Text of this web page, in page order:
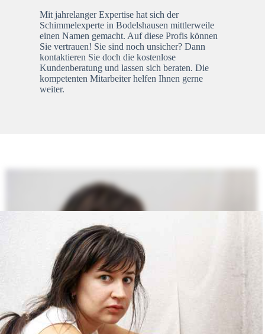
Mit jahrelanger Expertise hat sich der
Schimmelexperte in Bodelshausen mittlerweile
einen Namen gemacht. Auf diese Profis können
Sie vertrauen! Sie sind noch unsicher? Dann
kontaktieren Sie doch die kostenlose
Kundenberatung und lassen sich beraten. Die
kompetenten Mitarbeiter helfen Ihnen gerne
weiter.